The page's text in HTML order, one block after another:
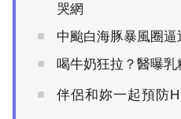
哭網
中颱白海豚暴風圈
喝牛奶狂拉？醫曝乳
伴侶和妳一起預防